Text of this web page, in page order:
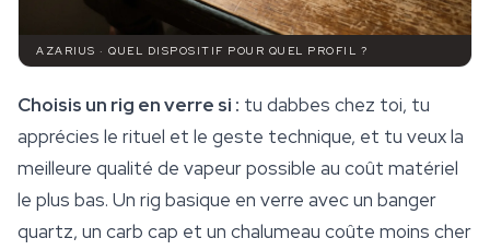
AZARIUS · QUEL DISPOSITIF POUR QUEL PROFIL ?
Choisis un rig en verre si : tu dabbes chez toi, tu
apprécies le rituel et le geste technique, et tu veux la
meilleure qualité de vapeur possible au coût matériel
le plus bas. Un rig basique en verre avec un banger
quartz, un carb cap et un chalumeau coûte moins cher